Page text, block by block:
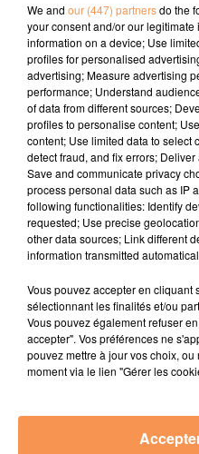
Interview de Djal, sur radio
sonore idépendante de notre
TITRES DIFFUSÉS
The Way We Touch
We and our (447) partnersdo the
your consent and/or our
information on a device; Use
profiles for personalised
advertising; Measure advertising
performance; Understand
of data from different sources;
profiles to personalise content;
content; Use limited data to select
detect fraud, and fix errors;
Save and communicate privacy
process personal data such as IP
following functionalities: Identify
requested; Use precise
other data sources; Link different
information transmitted
Vous pouvez accepter en cliquant
sélectionnant les finalités et/ou
Vous pouvez également refuser
accepter". Vos préférences ne
pouvez mettre à jour vos choix,
moment via le lien "Gérer les